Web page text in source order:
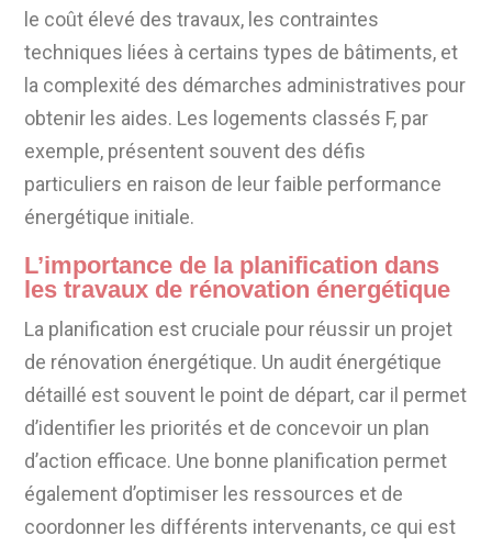
le coût élevé des travaux, les contraintes
techniques liées à certains types de bâtiments, et
la complexité des démarches administratives pour
obtenir les aides. Les logements classés F, par
exemple, présentent souvent des défis
particuliers en raison de leur faible performance
énergétique initiale.
L’importance de la planification dans
les travaux de rénovation énergétique
La planification est cruciale pour réussir un projet
de rénovation énergétique. Un audit énergétique
détaillé est souvent le point de départ, car il permet
d’identifier les priorités et de concevoir un plan
d’action efficace. Une bonne planification permet
également d’optimiser les ressources et de
coordonner les différents intervenants, ce qui est